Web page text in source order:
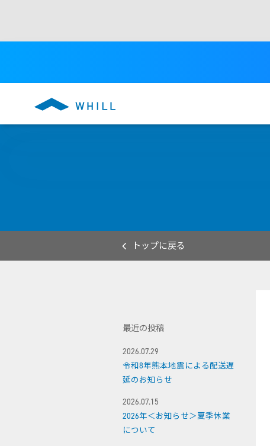
トップに戻る
最近の投稿
2026.07.29
令和8年熊本地震による配送遅
延のお知らせ
2026.07.15
2026年＜お知らせ＞夏季休業
について